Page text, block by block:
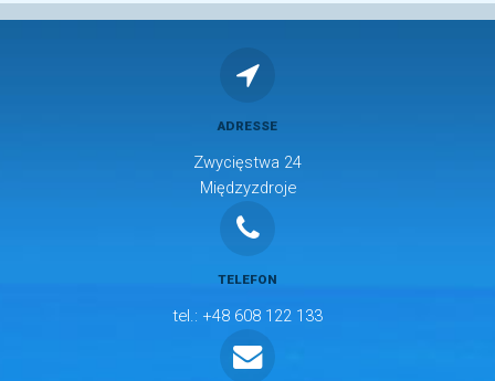
ADRESSE
Zwycięstwa 24
Międzyzdroje
TELEFON
tel.: +48 608 122 133